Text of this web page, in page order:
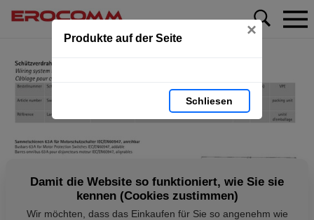
Produkte auf der Seite ×
Schliesen
Damit die Website so funktioniert, wie Sie sie
kennen (Cookies zustimmen)
Wir möchten, dass das Einkaufen für Sie so angenehm wie